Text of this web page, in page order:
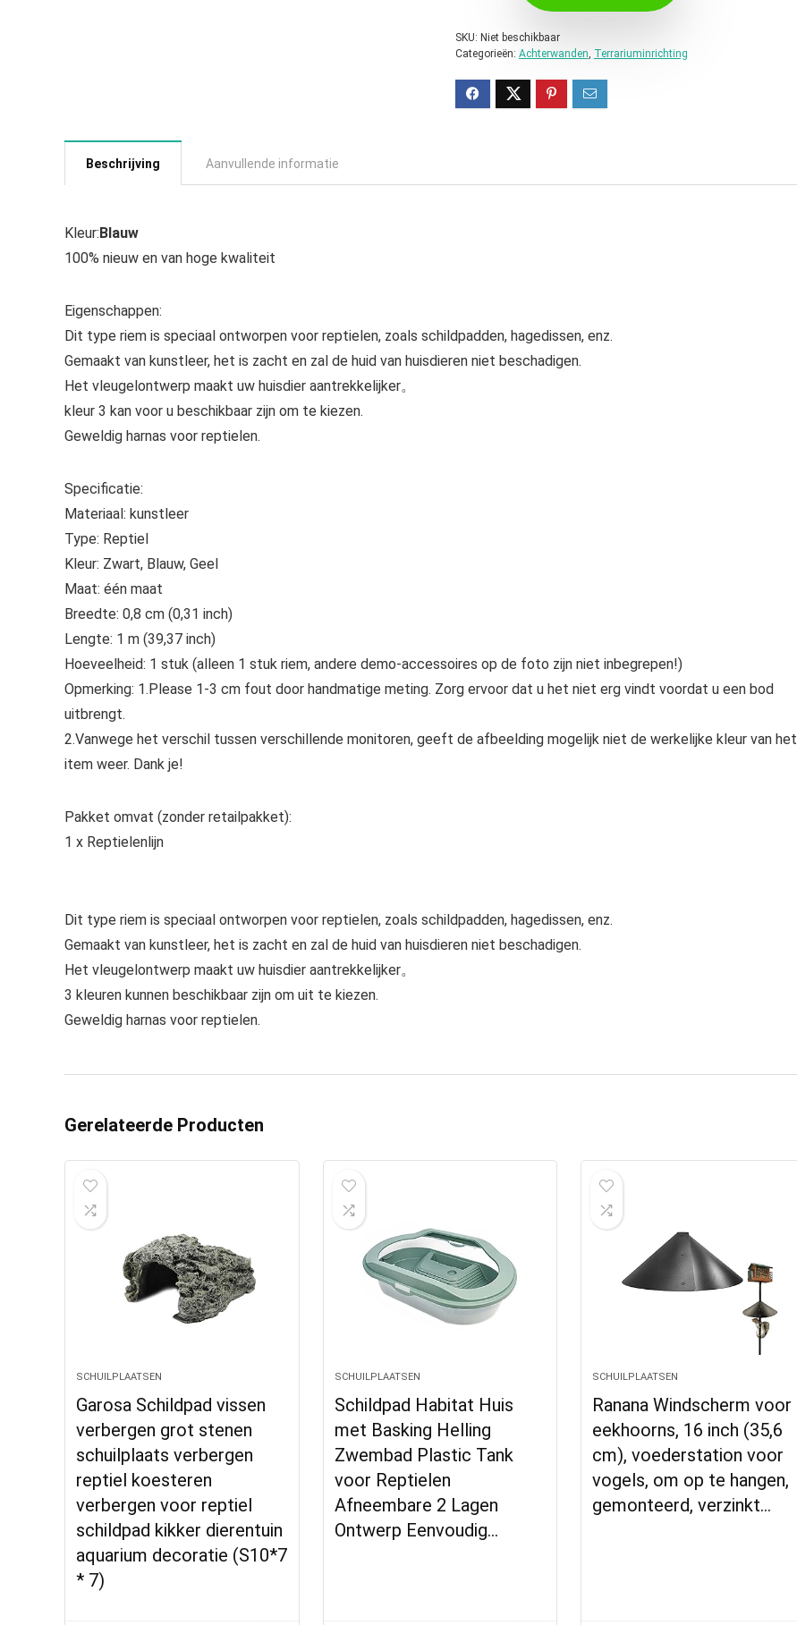
SKU: Niet beschikbaar
Categorieën: Achterwanden, Terrariuminrichting
Beschrijving Aanvullende informatie
Kleur:Blauw
100% nieuw en van hoge kwaliteit
Eigenschappen:
Dit type riem is speciaal ontworpen voor reptielen, zoals schildpadden, hagedissen, enz.
Gemaakt van kunstleer, het is zacht en zal de huid van huisdieren niet beschadigen.
Het vleugelontwerp maakt uw huisdier aantrekkelijker。
kleur 3 kan voor u beschikbaar zijn om te kiezen.
Geweldig harnas voor reptielen.
Specificatie:
Materiaal: kunstleer
Type: Reptiel
Kleur: Zwart, Blauw, Geel
Maat: één maat
Breedte: 0,8 cm (0,31 inch)
Lengte: 1 m (39,37 inch)
Hoeveelheid: 1 stuk (alleen 1 stuk riem, andere demo-accessoires op de foto zijn niet inbegrepen!)
Opmerking: 1.Please 1-3 cm fout door handmatige meting. Zorg ervoor dat u het niet erg vindt voordat u een bod
uitbrengt.
2.Vanwege het verschil tussen verschillende monitoren, geeft de afbeelding mogelijk niet de werkelijke kleur van het
item weer. Dank je!
Pakket omvat (zonder retailpakket):
1 x Reptielenlijn
Dit type riem is speciaal ontworpen voor reptielen, zoals schildpadden, hagedissen, enz.
Gemaakt van kunstleer, het is zacht en zal de huid van huisdieren niet beschadigen.
Het vleugelontwerp maakt uw huisdier aantrekkelijker。
3 kleuren kunnen beschikbaar zijn om uit te kiezen.
Geweldig harnas voor reptielen.
Gerelateerde Producten
SCHUILPLAATSEN
Garosa Schildpad vissen
verbergen grot stenen
schuilplaats verbergen
reptiel koesteren
verbergen voor reptiel
schildpad kikker dierentuin
aquarium decoratie (S10*7
* 7)
SCHUILPLAATSEN
Schildpad Habitat Huis
met Basking Helling
Zwembad Plastic Tank
voor Reptielen
Afneembare 2 Lagen
Ontwerp Eenvoudig…
SCHUILPLAATSEN
Ranana Windscherm voor
eekhoorns, 16 inch (35,6
cm), voederstation voor
vogels, om op te hangen,
gemonteerd, verzinkt…